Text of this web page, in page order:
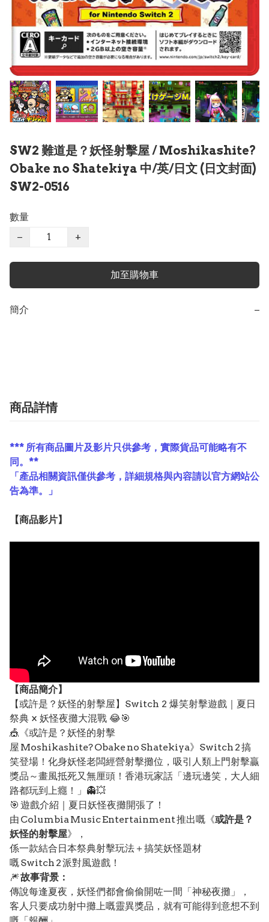
SW2 難道是？妖怪射擊屋 / Moshikashite?
Obake no Shatekiya 中/英/日文 (日文封面)
SW2-0516
數量
−
+
加至購物車
簡介 −
商品詳情
*** 所有商品圖片及影片只供參考，實際貨品可能略有不
同。**
「產品相關資訊僅供參考，詳細規格與內容請以官方網站公
告為準。」
【商品影片】
【商品簡介】
【或許是？妖怪的射擊屋】Switch 2 爆笑射擊遊戲｜夏日
祭典 × 妖怪夜攤大混戰 😂🎯
🎪《或許是？妖怪的射擊
屋 Moshikashite? Obake no Shatekiya》Switch 2 搞
笑登場！化身妖怪老闆經營射擊攤位，吸引人類上門射擊贏
獎品～畫風抵死又無厘頭！香港玩家話「邊玩邊笑，大人細
路都玩到上癮！」👻💥
🎯 遊戲介紹｜夏日妖怪夜攤開張了！
由 Columbia Music Entertainment 推出嘅《或許是？
妖怪的射擊屋》，
係一款結合日本祭典射擊玩法＋搞笑妖怪題材
嘅 Switch 2 派對風遊戲！
🎆故事背景：
傳說每逢夏夜，妖怪們都會偷偷開咗一間「神秘夜攤」，
客人只要成功射中攤上嘅靈異獎品，就有可能得到意想不到